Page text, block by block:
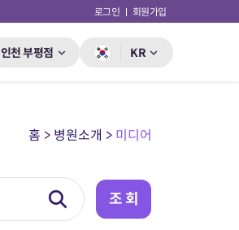
로그인 회원가입
인천 부평점 KR
홈 > 병원소개 > 미디어